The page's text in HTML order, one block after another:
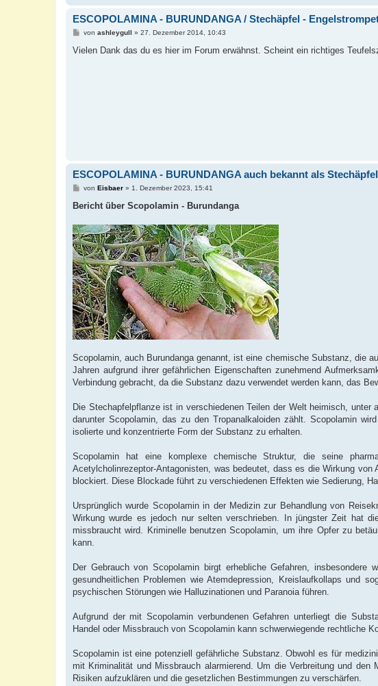
ESCOPOLAMINA - BURUNDANGA / Stechäpfel -
B
i
von ashleygull » 27. Dezember 2014, 10:43
Vielen Dank das du es hier im Forum erwähnst. Scheint ein richtiges
ESCOPOLAMINA - BURUNDANGA auch bekannt als
B
i
a
g
von Eisbaer» 1. Dezember 2023, 15:41
Bericht über Scopolamin - Burundanga
Scopolamin, auch Burundanga genannt, ist eine chemische Substanz, die
Jahren aufgrund ihrer gefährlichen Eigenschaften zunehmend
Verbindung gebracht, da die Substanz dazu verwendet werden kann, das
Die Stechapfelpflanze ist in verschiedenen Teilen der Welt heimisch,
darunter Scopolamin, das zu den Tropanalkaloiden zählt. Scopolamin
isolierte und konzentrierte Form der Substanz zu erhalten.
Scopolamin hat eine komplexe chemische Struktur, die seine
Acetylcholinrezeptor-Antagonisten, was bedeutet, dass es die Wirkung
blockiert. Diese Blockade führt zu verschiedenen Effekten wie Sedierung,
Ursprünglich wurde Scopolamin in der Medizin zur Behandlung von
Wirkung wurde es jedoch nur selten verschrieben. In jüngster Zeit hat
missbraucht wird. Kriminelle benutzen Scopolamin, um ihre Opfer zu
kann.
Der Gebrauch von Scopolamin birgt erhebliche Gefahren,
gesundheitlichen Problemen wie Atemdepression, Kreislaufkollaps und
psychischen Störungen wie Halluzinationen und Paranoia führen.
Aufgrund der mit Scopolamin verbundenen Gefahren unterliegt die
Handel oder Missbrauch von Scopolamin kann schwerwiegende rechtliche
Scopolamin ist eine potenziell gefährliche Substanz. Obwohl es für
mit Kriminalität und Missbrauch alarmierend. Um die Verbreitung und
Risiken aufzuklären und die gesetzlichen Bestimmungen zu verschärfen.